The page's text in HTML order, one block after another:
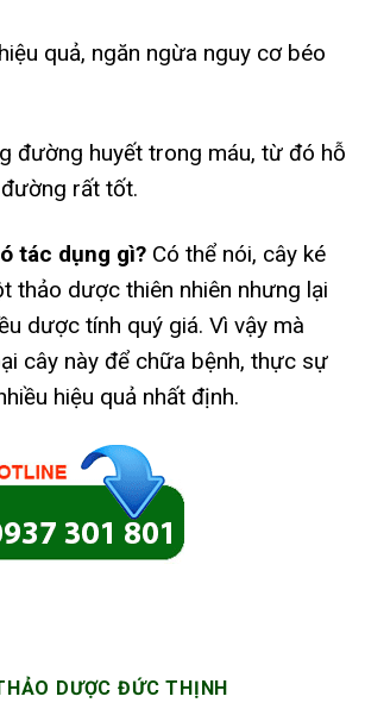
quả, ngăn ngừa nguy cơ béo
đường huyết trong máu, từ đó hỗ
rất tốt.
tác dụng gì? Có thể nói, cây ké
thảo dược thiên nhiên nhưng lại
dược tính quý giá. Vì vậy mà
cây này để chữa bệnh, thực sự
hiệu quả nhất định.
DƯỢC ĐỨC THỊNH